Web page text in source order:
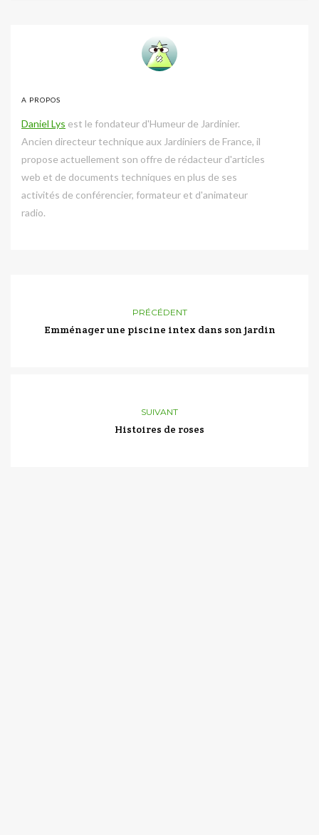
A PROPOS
Daniel Lys est le fondateur d'Humeur de Jardinier.
Ancien directeur technique aux Jardiniers de France, il
propose actuellement son offre de rédacteur d'articles
web et de documents techniques en plus de ses
activités de conférencier, formateur et d'animateur
radio.
PRÉCÉDENT
Emménager une piscine intex dans son jardin
SUIVANT
Histoires de roses